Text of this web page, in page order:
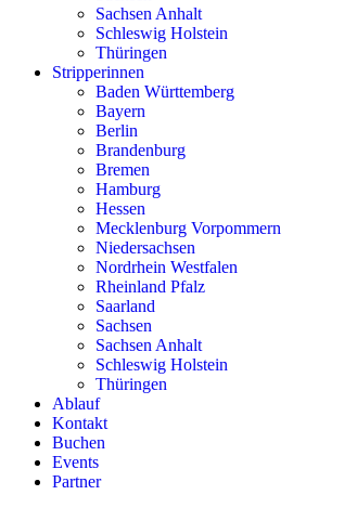
Sachsen Anhalt
Schleswig Holstein
Thüringen
Stripperinnen
Baden Württemberg
Bayern
Berlin
Brandenburg
Bremen
Hamburg
Hessen
Mecklenburg Vorpommern
Niedersachsen
Nordrhein Westfalen
Rheinland Pfalz
Saarland
Sachsen
Sachsen Anhalt
Schleswig Holstein
Thüringen
Ablauf
Kontakt
Buchen
Events
Partner